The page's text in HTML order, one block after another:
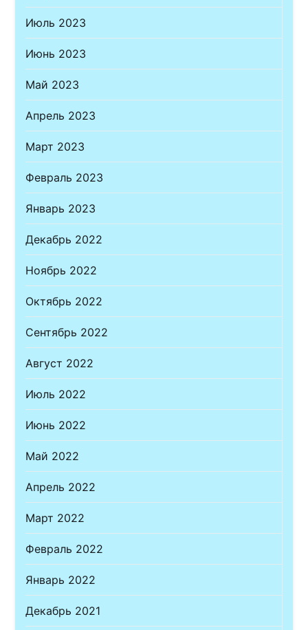
Июль 2023
Июнь 2023
Май 2023
Апрель 2023
Март 2023
Февраль 2023
Январь 2023
Декабрь 2022
Ноябрь 2022
Октябрь 2022
Сентябрь 2022
Август 2022
Июль 2022
Июнь 2022
Май 2022
Апрель 2022
Март 2022
Февраль 2022
Январь 2022
Декабрь 2021